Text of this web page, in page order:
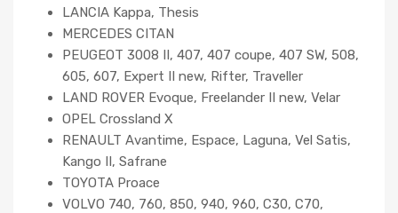
LANCIA Kappa, Thesis
MERCEDES CITAN
PEUGEOT 3008 II, 407, 407 coupe, 407 SW, 508,
605, 607, Expert II new, Rifter, Traveller
LAND ROVER Evoque, Freelander II new, Velar
OPEL Crossland X
RENAULT Avantime, Espace, Laguna, Vel Satis,
Kango II, Safrane
TOYOTA Proace
VOLVO 740, 760, 850, 940, 960, C30, C70,